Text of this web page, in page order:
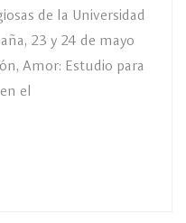
de la Universidad
23 y 24 de mayo
Amor: Estudio para
el